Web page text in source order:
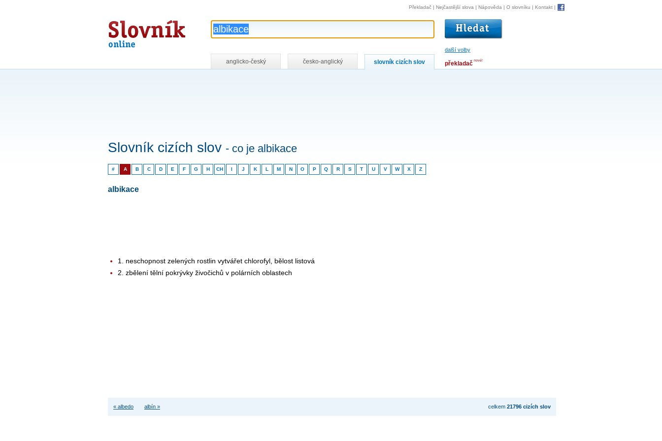
Slovník
online
další volby
Překladač | Nejčastější slova | Nápověda | O slovníku | Kontakt |
anglicko-český česko-anglický slovník cizích slov překladač nové!
Slovník cizích slov - co je albikace
# A B C D E F G H CH I J K L M N O P Q R S T U V W X Z
albikace
1. neschopnost zelených rostlin vytvářet chlorofyl, bělost listová
2. zbělení tělní pokrývky živočichů v polárních oblastech
celkem 21796 cizích slov
« albedo albín »